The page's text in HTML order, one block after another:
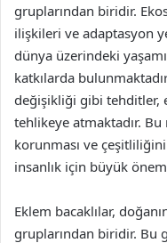
gruplarından biridir.
ilişkileri ve adaptasyon
dünya üzerindeki
katkılarda
değişikliği gibi tehditler,
tehlikeye atmaktadır. Bu
korunması ve
insanlık için büyük önem
Eklem bacaklılar,
gruplarından biridir. Bu